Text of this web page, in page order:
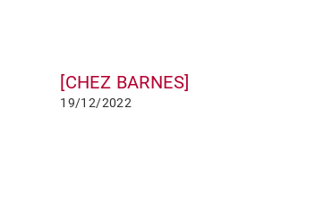
[CHEZ BARNES]
19/12/2022